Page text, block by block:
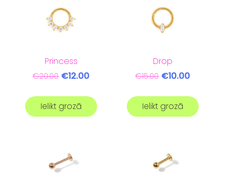
Princess
€20.00 €12.00
Ielikt grozā
Drop
€15.00 €10.00
Ielikt grozā